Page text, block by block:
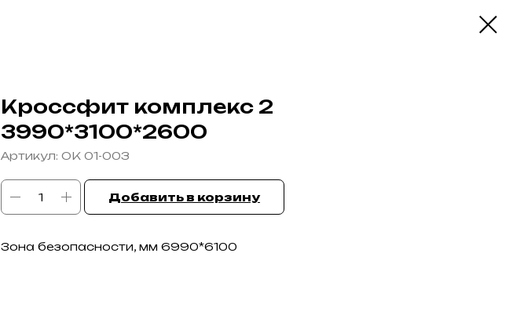
Кроссфит комплекс 2
3990*3100*2600
Артикул: ОК 01-003
Добавить в корзину
Зона безопасности, мм 6990*6100